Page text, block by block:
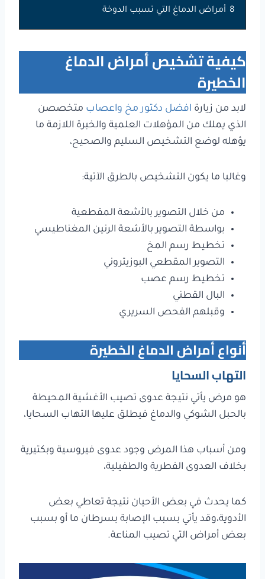
8 أمراض الدماغ التي تسبب الدوخة
كيفية تشخيص أمراض الدماغ
الخطيرة
لابد من زيارة افضل دكتور مخ واعصاب متخصصن
الذي يملك من المؤهلات العلمية والخبرة اللازمة ما
يؤهله لوضع التشخيص السليم والصحيح،
وغالبا ما يكون التشخيص بالطرق الآتية:
من خلال التصوير بالأشعة المقطعية
بواسطة التصوير بالأشعة الرنين المغناطيسي
تخطيط رسم المخ
التصوير المقطعي البوزيتروني
تخطيط رسم عصب
البال القطني
وقبلهم الفحص السريري
أنواع أمراض الدماغ الخطيرة
التهاب السحايا
هو مرض يأتي نتيجة عدوى تصيب الأغشية المحيطة
بالحبل الشوكي والدماغ فيطلق عليها التهاب السحايا،
ومن أسباب هذا المرض وجود عدوى فيروسية وبكتيرية
بخلاف العدوى الفطرية والطفيلية،
كما يحدث في بعض الأحيان نتيجة تعاطي بعض
الأدوية،وقد يأتي بسبب الإصابة بسرطان ما أو بسبب
بعض أمراض التي تصيب المناعة.